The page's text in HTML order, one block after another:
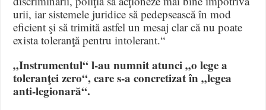
urii, iar sistemele juridice să pedepsească în mod
eficient şi să trimită astfel un mesaj clar că nu poate
exista toleranţă pentru intolerant.“
„Instrumentul“ l-au numnit atunci „o lege a
toleranţei zero“, care s-a concretizat în „legea
anti-legionară“.